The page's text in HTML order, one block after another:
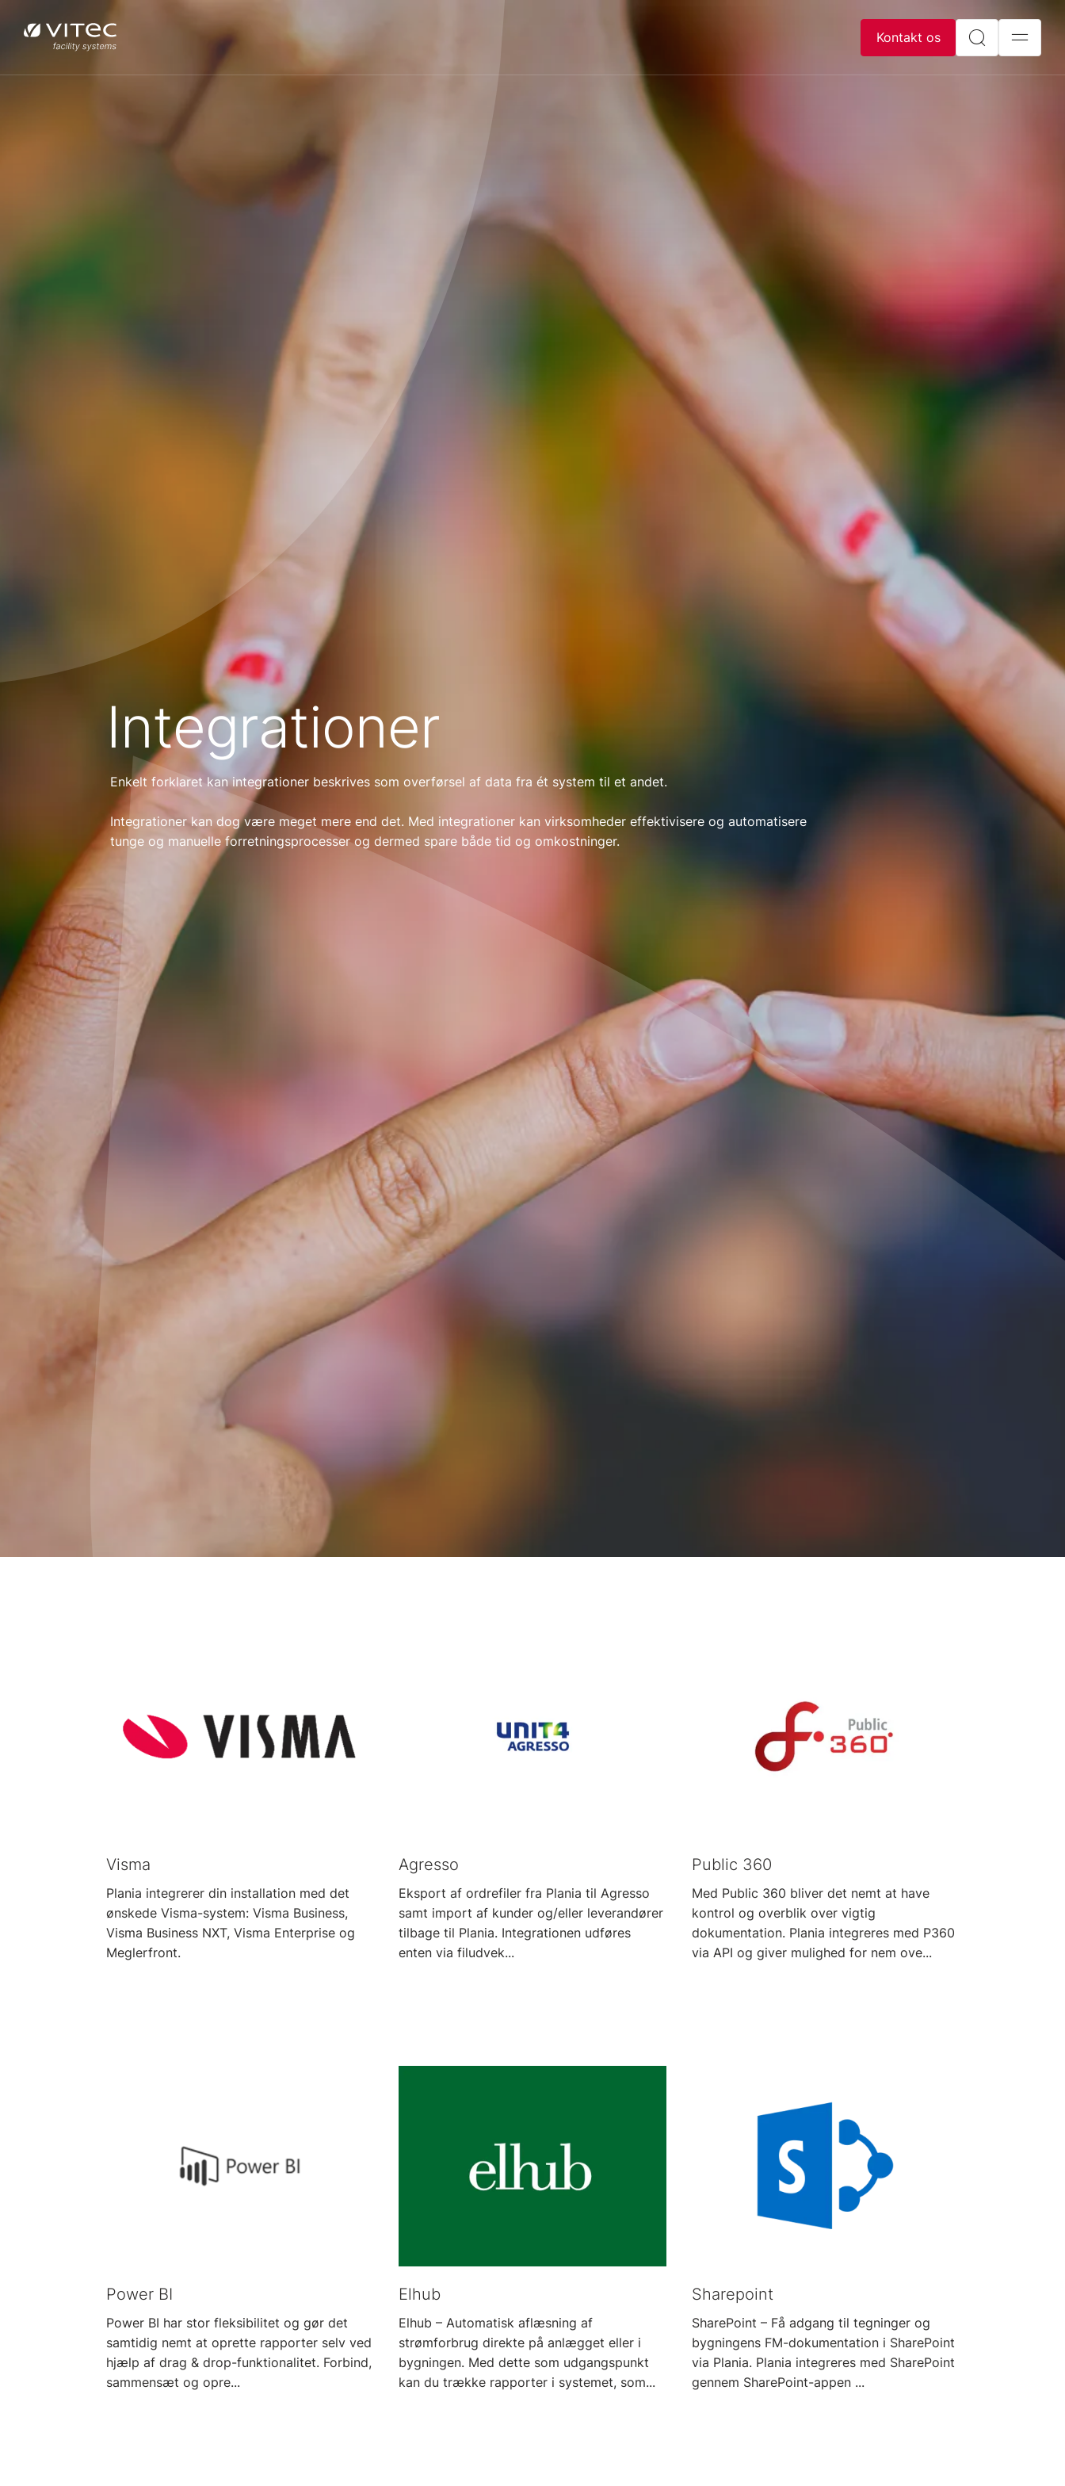
Kontakt os
Integrationer
Enkelt forklaret kan integrationer beskrives som overførsel af data fra ét system til et andet.
Integrationer kan dog være meget mere end det. Med integrationer kan virksomheder effektivisere og automatisere
tunge og manuelle forretningsprocesser og dermed spare både tid og omkostninger.
Visma
Plania integrerer din installation med det
ønskede Visma-system: Visma Business,
Visma Business NXT, Visma Enterprise og
Meglerfront.
Agresso
Eksport af ordre­filer fra Plania til Agresso
samt import af kunder og/eller leverandører
tilbage til Plania. Integrationen udføres
enten via filudvek...
Public 360
Med Public 360 bliver det nemt at have
kontrol og overblik over vigtig
dokumentation. Plania integreres med P360
via API og giver mulighed for nem ove...
Power BI
Power BI har stor fleksibilitet og gør det
samtidig nemt at oprette rapporter selv ved
hjælp af drag & drop-funktionalitet. Forbind,
sammensæt og opre...
Elhub
Elhub – Automatisk aflæsning af
strømforbrug direkte på anlægget eller i
bygningen. Med dette som udgangspunkt
kan du trække rapporter i systemet, som...
Sharepoint
SharePoint – Få adgang til tegninger og
bygningens FM-dokumentation i SharePoint
via Plania. Plania integreres med SharePoint
gennem SharePoint-appen ...